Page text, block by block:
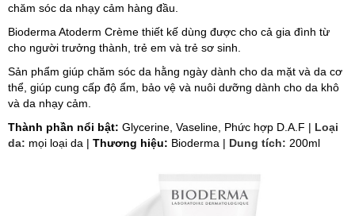
chăm sóc da nhạy cảm hàng đầu.
Bioderma Atoderm Crème thiết kế dùng được cho cả gia đình từ
cho người trưởng thành, trẻ em và trẻ sơ sinh.
Sản phẩm giúp chăm sóc da hằng ngày dành cho da mặt và da cơ
thể, giúp cung cấp độ ẩm, bảo vệ và nuôi dưỡng dành cho da khô
và da nhạy cảm.
Thành phần nổi bật: Glycerine, Vaseline, Phức hợp D.A.F | Loại
da: mọi loại da | Thương hiệu: Bioderma | Dung tích: 200ml